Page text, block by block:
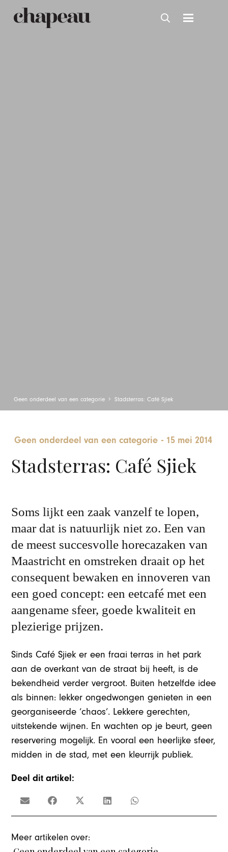
Geen onderdeel van een categorie Stadsterras: Café Sjiek
Geen onderdeel van een categorie - 15 mei 2014
Stadsterras: Café Sjiek
Soms lijkt een zaak vanzelf te lopen,
maar dat is natuurlijk niet zo. Een van
de meest succesvolle horecazaken van
Maastricht en omstreken draait op het
consequent bewaken en innoveren van
een goed concept: een eetcafé met een
aangename sfeer, goede kwaliteit en
plezierige prijzen.
Sinds Café Sjiek er een fraai terras in het park
aan de overkant van de straat bij heeft, is de
bekendheid verder vergroot. Buiten hetzelfde idee
als binnen: lekker ongedwongen genieten in een
georganiseerde ‘chaos’. Lekkere gerechten,
uitstekende wijnen. En wachten op je beurt, geen
reservering mogelijk. En vooral een heerlijke sfeer,
midden in de stad, met een kleurrijk publiek.
Deel dit artikel:
Meer artikelen over: